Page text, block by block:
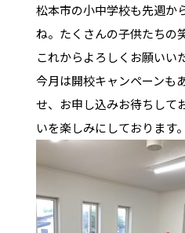
松本市の小中学校も先週か
ね。たくさんの子供たちの
これからよろしくお願いい
今月は開校キャンペーンも
せ、お申し込みお待ちして
いを楽しみにしております。